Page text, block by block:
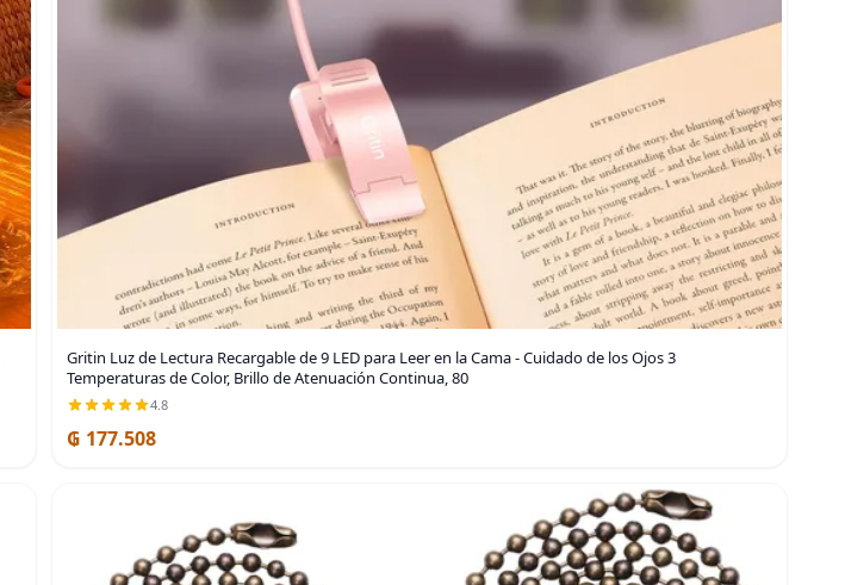
Gritin Luz de Lectura Recargable de 9 LED para Leer en la Cama - Cuidado de los Ojos 3
Temperaturas de Color, Brillo de Atenuación Continua, 80
4.8
₲ 177.508